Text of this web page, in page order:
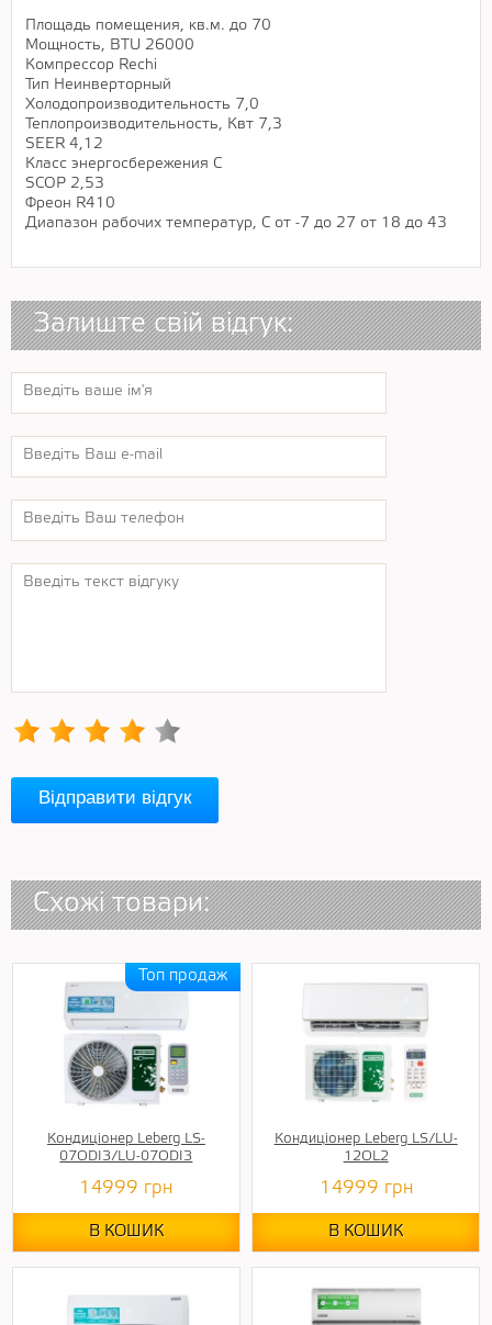
Площадь помещения, кв.м. до 70
Мощность, BTU 26000
Компрессор Rechi
Тип Неинверторный
Холодопроизводительность 7,0
Теплопроизводительность, Квт 7,3
SEER 4,12
Класс энергосбережения C
SCOP 2,53
Фреон R410
Диапазон рабочих температур, С от -7 до 27 от 18 до 43
Залиште свій відгук:
Відправити відгук
Схожі товари:
Кондиціонер Leberg LS-
07ODI3/LU-07ODI3
14999 грн
В КОШИК
Кондиціонер Leberg LS/LU-
12OL2
14999 грн
В КОШИК